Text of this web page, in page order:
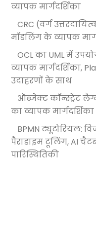
व्यापक मार्गदर्शिका
CRC (वर्ग
मॉडलिंग के व्यापक
OCL का UML में
व्यापक मार्गदर्शिका,
उदाहरणों के साथ
ऑब्जेक्ट कॉन्स्ट्रेंट
का व्यापक मार्गदर्शिका
BPMN ट्यूटोरियल:
पैराडाइम टूलिंग, AI
पारिस्थितिकी